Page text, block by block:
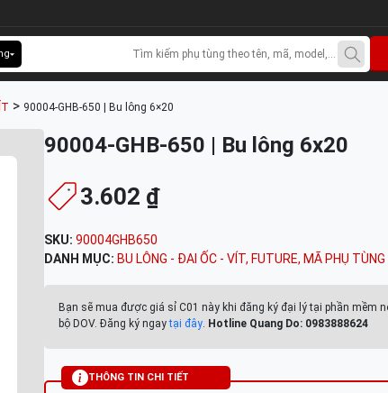
> 90004-GHB-650 | Bu lông 6×20
90004-GHB-650 | Bu lông 6x20
3.602 ₫
SKU: 90004GHB650
DANH MỤC: BU LÔNG - ĐAI ỐC - VÍT, FUTURE, MÃ PHỤ TÙNG
Bạn sẽ mua được giá sỉ C01 này khi đăng ký đại lý tại phần mềm
bộ DOV. Đăng ký ngaytại đây. Hotline Quang Do: 0983888624
THÔNG TIN CHI TIẾT